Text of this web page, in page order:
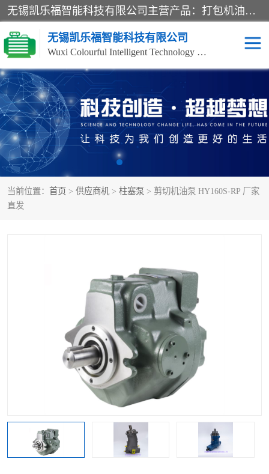
无锡凯乐福智能科技有限公司主营产品：打包机油泵、风冷式油冷却器、液压阀、液压泵、冷却器、过滤器及气动元器件。公司主导生产齿轮泵、齿轮马达、液压阀等产品。共计100多个系列、3000余种规格。覆盖了液压系统的动力元件、控制元件和执行元件，具备较强的成套供货、服务能力。
无锡凯乐福智能科技有限公司
Wuxi Colourful Intelligent Technology Co., Ltd
当前位置： 首页 > 供应商机 > 柱塞泵 > 剪切机油泵 HY160S-RP 厂家
直发
齿轮泵 机床冷却泵
风冷式油冷却器 叶片泵
液压马达
柱塞泵 方向阀
列管式油冷却器